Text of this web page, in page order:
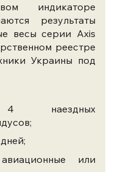
индикаторе
результаты
весы серии Axis
реестре
Украины под
наездных
или